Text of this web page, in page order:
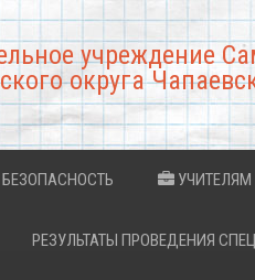
учреждение
округа
БЕЗОПАСНОСТЬ УЧИТЕЛЯМ
РЕЗУЛЬТАТЫ ПРОВЕДЕНИЯ